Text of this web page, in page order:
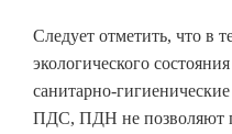
Следует отметить, что в
экологического
санитарно-
ПДС, ПДН не позволяют